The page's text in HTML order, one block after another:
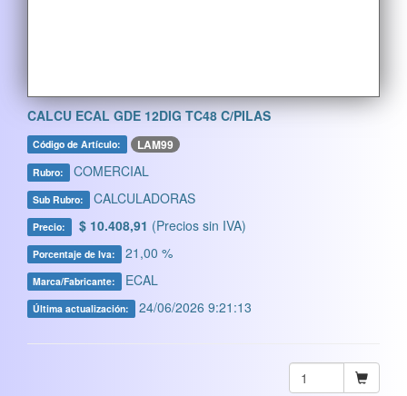
CALCU ECAL GDE 12DIG TC48 C/PILAS
Código de Artículo: LAM99
Rubro: COMERCIAL
Sub Rubro: CALCULADORAS
Precio: $ 10.408,91 (Precios sin IVA)
Porcentaje de Iva: 21,00 %
Marca/Fabricante: ECAL
Última actualización: 24/06/2026 9:21:13